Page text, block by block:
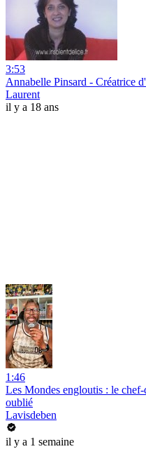
3:53
Annabelle Pinsard - Créatrice
Laurent
il y a 18 ans
1:46
Les Mondes engloutis : le
oublié
Lavisdeben
il y a 1 semaine